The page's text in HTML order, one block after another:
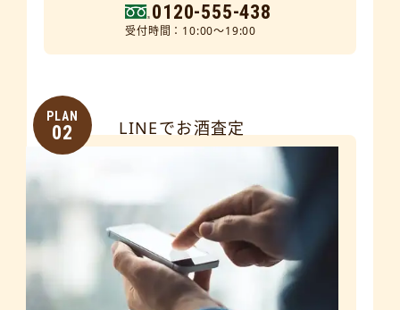
0120-555-438
受付時間：10:00～19:00
PLAN
02 LINEでお酒査定